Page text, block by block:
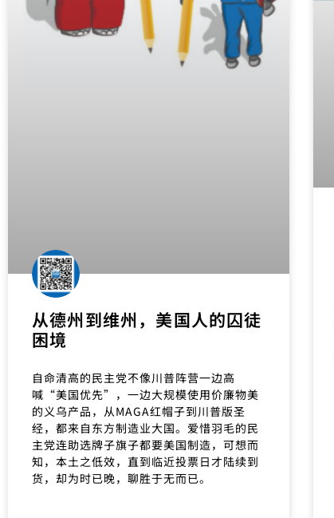
从德州到维州，美国人的囚徒
困境
自命清高的民主党不像川普阵营一边高
喊“美国优先”，一边大规模使用价廉物美
的义乌产品，从MAGA红帽子到川普版圣
经，都来自东方制造业大国。爱惜羽毛的民
主党连助选牌子旗子都要美国制造，可想而
知，本土之低效，直到临近投票日才陆续到
货，却为时已晚，聊胜于无而已。